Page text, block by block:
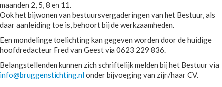
maanden 2, 5, 8 en 11.
Ook het bijwonen van bestuursvergaderingen van het Bestuur, als
daar aanleiding toe is, behoort bij de werkzaamheden.
Een mondelinge toelichting kan gegeven worden door de huidige
hoofdredacteur Fred van Geest via 0623 229 836.
Belangstellenden kunnen zich schriftelijk melden bij het Bestuur via
info@bruggenstichting.nlonder bijvoeging van zijn/haar CV.